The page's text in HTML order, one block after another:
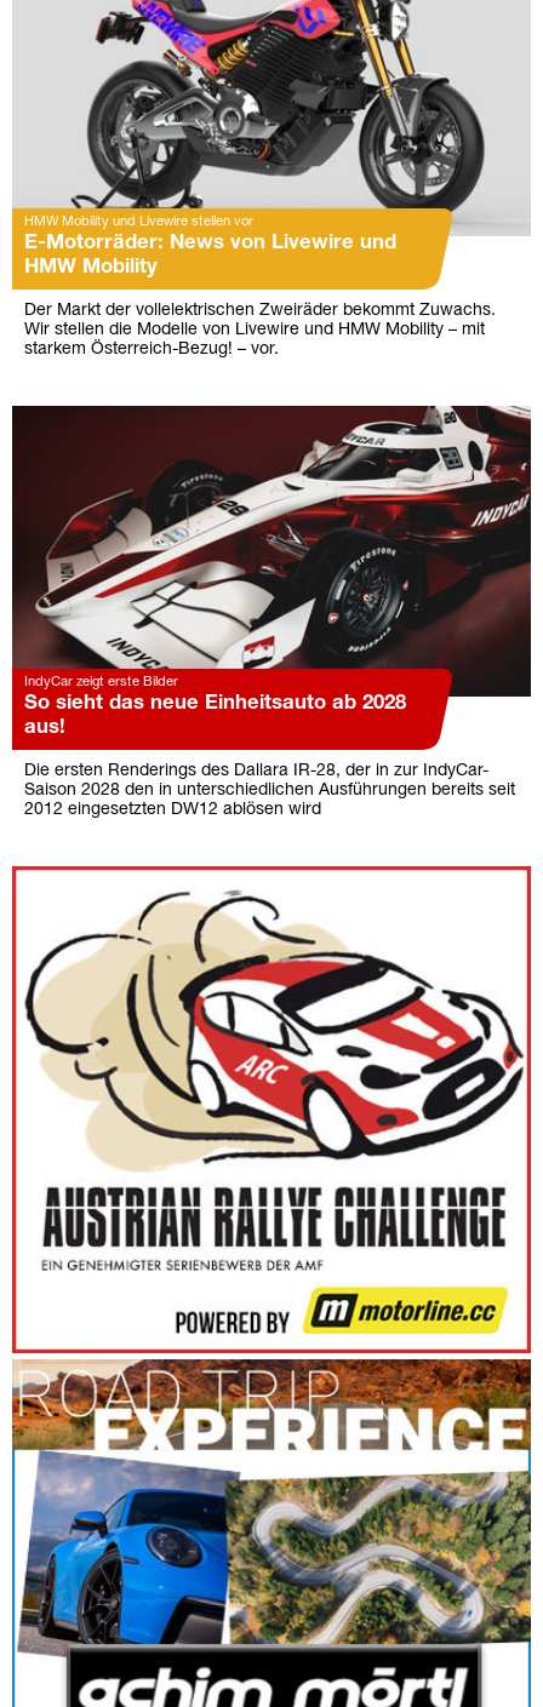
HMW Mobility und Livewire stellen vor
E-Motorräder: News von Livewire und
HMW Mobility
Der Markt der vollelektrischen Zweiräder bekommt Zuwachs.
Wir stellen die Modelle von Livewire und HMW Mobility – mit
starkem Österreich-Bezug! – vor.
IndyCar zeigt erste Bilder
So sieht das neue Einheitsauto ab 2028
aus!
Die ersten Renderings des Dallara IR-28, der in zur IndyCar-
Saison 2028 den in unterschiedlichen Ausführungen bereits seit
2012 eingesetzten DW12 ablösen wird